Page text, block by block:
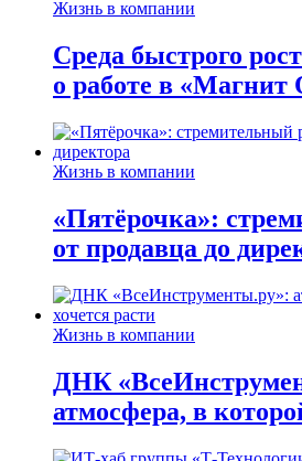
Жизнь в компании
Среда быстрого
о работе в «Магнит
Жизнь в компании
«Пятёрочка»:
от продавца до
Жизнь в компании
ДНК
атмосфера, в